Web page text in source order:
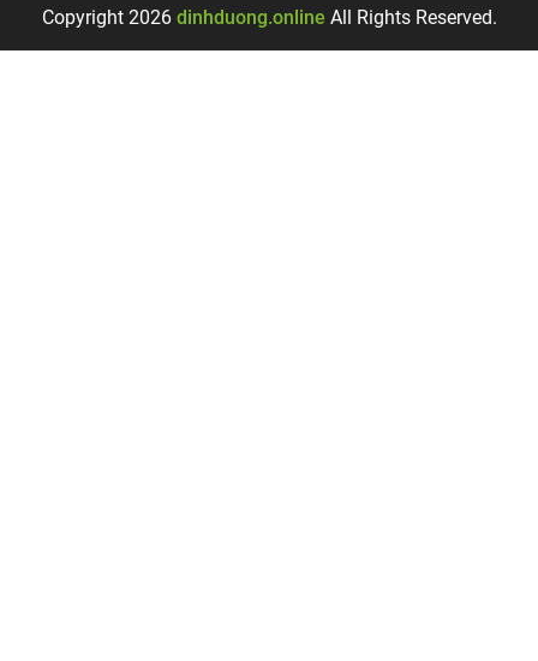
Copyright 2026 dinhduong.online All Rights Reserved.